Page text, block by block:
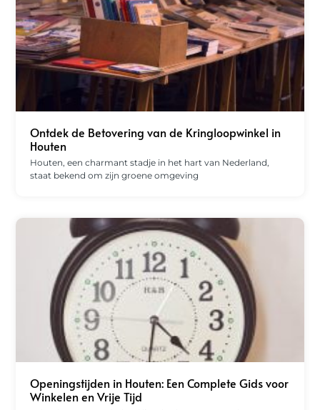
Ontdek de Betovering van de Kringloopwinkel in
Houten
Houten, een charmant stadje in het hart van Nederland,
staat bekend om zijn groene omgeving
Openingstijden in Houten: Een Complete Gids voor
Winkelen en Vrije Tijd